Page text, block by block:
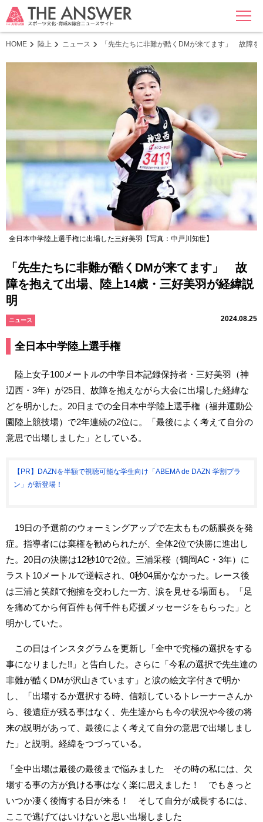
MENU
HOME 陸上 ニュース 「先生たちに非難が酷くDMが来てます」 故障
全日本中学陸上選手権に出場した三好美羽【写真：中戸川知世】
「先生たちに非難が酷くDMが来てます」 故
障を抱えて出場、陸上14歳・三好美羽が経緯説
明
ニュース 2024.08.25
全日本中学陸上選手権
陸上女子100メートルの中学日本記録保持者・三好美羽（神
辺西・3年）が25日、故障を抱えながら大会に出場した経緯な
どを明かした。20日までの全日本中学陸上選手権（福井運動公
園陸上競技場）で2年連続の2位に。「最後によく考えて自分の
意思で出場しました」としている。
【PR】DAZNを半額で視聴可能な学生向け「ABEMA de DAZN 学割プラ
ン」が新登場！
19日の予選前のウォーミングアップで左太ももの筋膜炎を発
症。指導者には棄権を勧められたが、全体2位で決勝に進出し
た。20日の決勝は12秒10で2位。三浦采桜（鶴岡AC・3年）に
ラスト10メートルで逆転され、0秒04届かなかった。レース後
は三浦と笑顔で抱擁を交わした一方、涙を見せる場面も。「足
を痛めてから何百件も何千件も応援メッセージをもらった」と
明かしていた。
この日はインスタグラムを更新し「全中で究極の選択をする
事になりました!!」と告白した。さらに「今私の選択で先生達の
非難が酷くDMが沢山きています」と涙の絵文字付きで明か
し、「出場するか選択する時、信頼しているトレーナーさんか
ら、後遺症が残る事はなく、先生達からも今の状況や今後の将
来の説明があって、最後によく考えて自分の意思で出場しまし
た」と説明。経緯をつづっている。
「全中出場は最後の最後まで悩みました その時の私には、欠
場する事の方が負ける事はなく楽に思えました！ でもきっと
いつか凄く後悔する日が来る！ そして自分が成長するには、
ここで逃げてはいけないと思い出場しました